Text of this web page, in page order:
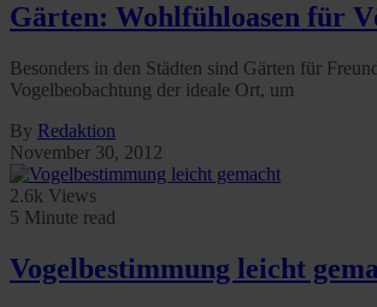
Gärten: Wohlfühloasen für
Besonders in den Städten sind Gärten für
Vogelbeobachtung der ideale Ort, um
By Redaktion
November 30, 2012
2.6k Views
5 Minute read
Vogelbestimmung leicht